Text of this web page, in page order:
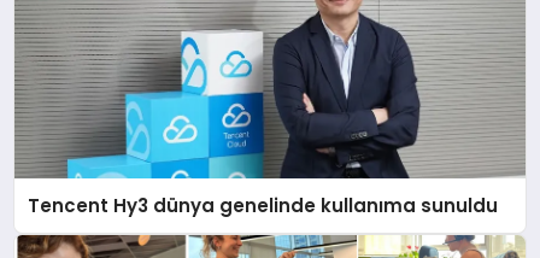
Tencent Hy3 dünya genelinde kullanıma sunuldu